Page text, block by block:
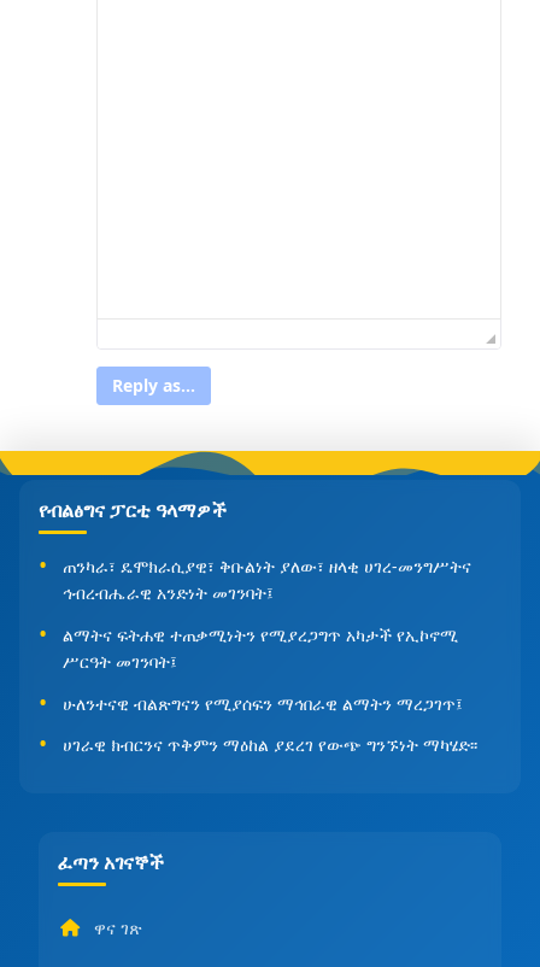
Reply as...
የብልፅግና ፓርቲ ዓላማዎች
ጠንካራ፣ ዴሞክራሲያዊ፣ ቅቡልነት ያለው፣ ዘላቂ ሀገረ-መንግሥትና
ኅብረብሔራዊ አንድነት መገንባት፤
ልማትና ፍትሐዊ ተጠቃሚነትን የሚያረጋግጥ አካታች የኢኮኖሚ
ሥርዓት መገንባት፤
ሁለንተናዊ ብልጽግናን የሚያሰፍን ማኅበራዊ ልማትን ማረጋገጥ፤
ሀገራዊ ክብርንና ጥቅምን ማዕከል ያደረገ የውጭ ግንኙነት ማካሄድ፡፡
ፈጣን አገናኞች
ዋና ገጽ